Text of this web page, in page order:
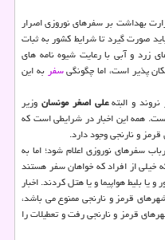
بهداشت بر سفرهای نوروزی اصرار
صورت گیرد تا شرایط کشور به ثبات
زرد و آبی با رعایت شیوه نامه های
پذیر است، اما چگونگیسفربه این
و البتهعلی اصغر مونسان وزیر
همه این اخبار در شرایطی است که
و نارنجی وجود دارد.
درباب سفرهای نوروزی اعلام شود؛ اما به
خیلی از افراد که خواهان سفر هستند
یا بلیط هواپیما و یا هتل کردند. اخبار
قرمز و نارنجی ممنوع می باشد،
قرمز و نارنجی رفت و تعطیلات را